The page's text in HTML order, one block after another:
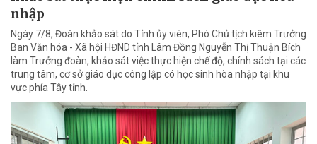
nhập
Ngày 7/8, Đoàn khảo sát do Tỉnh ủy viên, Phó Chủ tịch kiêm Trưởng
Ban Văn hóa - Xã hội HĐND tỉnh Lâm Đồng Nguyễn Thị Thuận Bích
làm Trưởng đoàn, khảo sát việc thực hiện chế độ, chính sách tại các
trung tâm, cơ sở giáo dục công lập có học sinh hòa nhập tại khu
vực phía Tây tỉnh.